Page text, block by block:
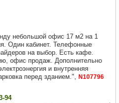
небольшой офис 17 м2 на 1
Один кабинет. Телефонные
на выбор. Есть кафе.
офис продаж. Дополнительно
и внутренняя
перед зданием.", N107796
94